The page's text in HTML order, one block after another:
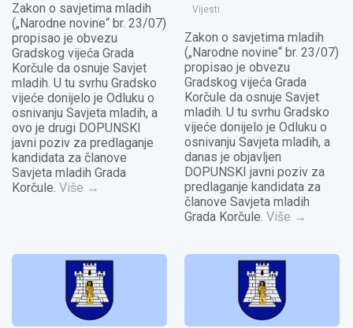
Zakon o savjetima mladih
(„Narodne novine“ br. 23/07)
propisao je obvezu
Gradskog vijeća Grada
Korčule da osnuje Savjet
mladih. U tu svrhu Gradsko
vijeće donijelo je Odluku o
osnivanju Savjeta mladih, a
ovo je drugi DOPUNSKI
javni poziv za predlaganje
kandidata za članove
Savjeta mladih Grada
Korčule. Više →
Vijesti
Zakon o savjetima mladih
(„Narodne novine“ br. 23/07)
propisao je obvezu
Gradskog vijeća Grada
Korčule da osnuje Savjet
mladih. U tu svrhu Gradsko
vijeće donijelo je Odluku o
osnivanju Savjeta mladih, a
danas je objavljen
DOPUNSKI javni poziv za
predlaganje kandidata za
članove Savjeta mladih
Grada Korčule.Više →